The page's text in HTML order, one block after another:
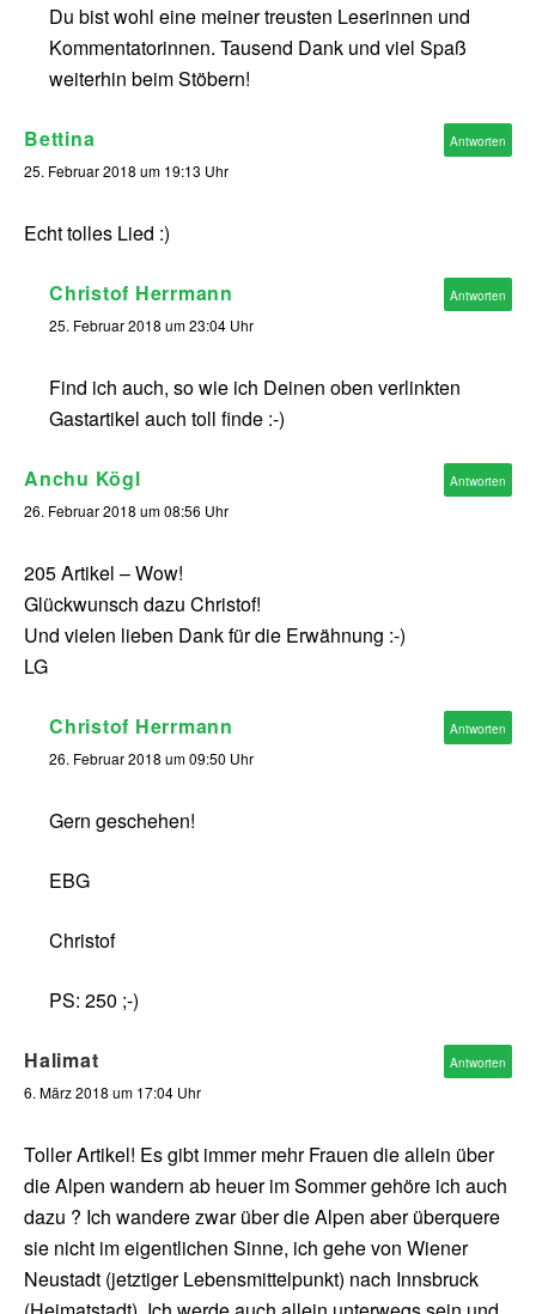
Du bist wohl eine meiner treusten Leserinnen und
Kommentatorinnen. Tausend Dank und viel Spaß
weiterhin beim Stöbern!
Bettina
25. Februar 2018 um 19:13 Uhr
Echt tolles Lied :)
Antworten
Christof Herrmann
25. Februar 2018 um 23:04 Uhr
Find ich auch, so wie ich Deinen oben verlinkten
Gastartikel auch toll finde :-)
Antworten
Anchu Kögl
26. Februar 2018 um 08:56 Uhr
205 Artikel – Wow!
Glückwunsch dazu Christof!
Und vielen lieben Dank für die Erwähnung :-)
LG
Antworten
Christof Herrmann
26. Februar 2018 um 09:50 Uhr
Gern geschehen!
EBG
Christof
PS: 250 ;-)
Antworten
Halimat
6. März 2018 um 17:04 Uhr
Toller Artikel! Es gibt immer mehr Frauen die allein über
die Alpen wandern ab heuer im Sommer gehöre ich auch
dazu ? Ich wandere zwar über die Alpen aber überquere
sie nicht im eigentlichen Sinne, ich gehe von Wiener
Neustadt (jetztiger Lebensmittelpunkt) nach Innsbruck
Antworten